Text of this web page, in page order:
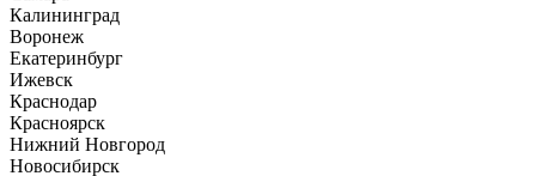
Калининград
Воронеж
Екатеринбург
Ижевск
Краснодар
Красноярск
Нижний Новгород
Новосибирск